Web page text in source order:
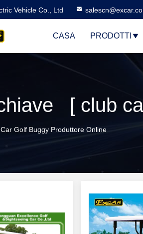
Vehicle Co., Ltd
CASA PRODOTTI
Golf Buggy Produttore Online